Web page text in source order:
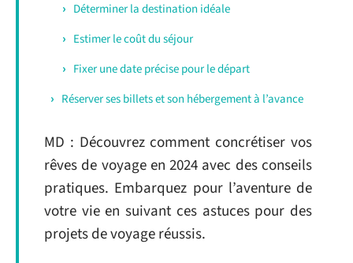
Déterminer la destination idéale
Estimer le coût du séjour
Fixer une date précise pour le départ
Réserver ses billets et son hébergement à l’avance
MD : Découvrez comment concrétiser vos
rêves de voyage en 2024 avec des conseils
pratiques. Embarquez pour l’aventure de
votre vie en suivant ces astuces pour des
projets de voyage réussis.